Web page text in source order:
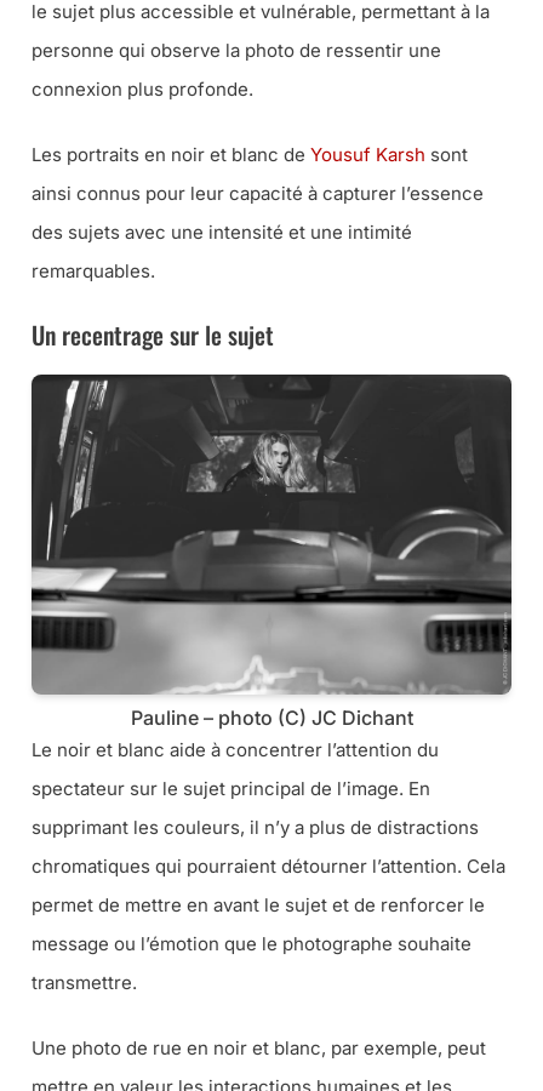
le sujet plus accessible et vulnérable, permettant à la
personne qui observe la photo de ressentir une
connexion plus profonde.
Les portraits en noir et blanc de Yousuf Karsh sont
ainsi connus pour leur capacité à capturer l’essence
des sujets avec une intensité et une intimité
remarquables.
Un recentrage sur le sujet
Pauline – photo (C) JC Dichant
Le noir et blanc aide à concentrer l’attention du
spectateur sur le sujet principal de l’image. En
supprimant les couleurs, il n’y a plus de distractions
chromatiques qui pourraient détourner l’attention. Cela
permet de mettre en avant le sujet et de renforcer le
message ou l’émotion que le photographe souhaite
transmettre.
Une photo de rue en noir et blanc, par exemple, peut